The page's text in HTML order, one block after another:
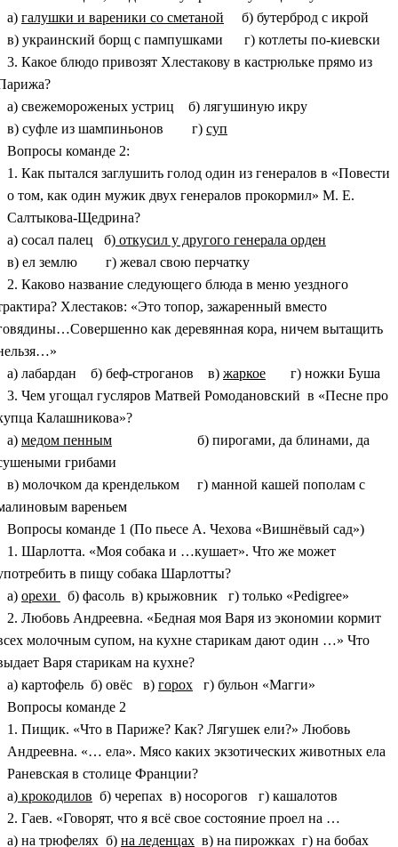
а) галушки и вареники со сметаной б) бутерброд с икрой
в) украинский борщ с пампушками г) котлеты по-киевски
3. Какое блюдо привозят Хлестакову в кастрюльке прямо из
а) свежемороженых устриц б) лягушиную икру
в) суфле из шампиньонов г) суп
Вопросы команде 2:
1. Как пытался заглушить голод один из генералов в «Повести
о том, как один мужик двух генералов прокормил» М. Е.
Салтыкова-Щедрина?
а) сосал палец б) откусил у другого генерала орден
в) ел землю г) жевал свою перчатку
2. Каково название следующего блюда в меню уездного
Хлестаков: «Это топор, зажаренный вместо
как деревянная кора, ничем вытащить
а) лабардан б) беф-строганов в) жаркое г) ножки Буша
3. Чем угощал гусляров Матвей Ромодановский в «Песне про
Калашникова»?
а) медом пенным б) пирогами, да блинами, да
грибами
в) молочком да крендельком г) манной кашей пополам с
вареньем
Вопросы команде 1 (По пьесе А. Чехова «Вишнёвый сад»)
1. Шарлотта. «Моя собака и …кушает». Что же может
в пищу собака Шарлотты?
а) орехи
б) фасоль в) крыжовник г) только «Pedigree»
2. Любовь Андреевна. «Бедная моя Варя из экономии кормит
молочным супом, на кухне старикам дают один …» Что
Варя старикам на кухне?
а) картофель б) овёс в) горох г) бульон «Магги»
Вопросы команде 2
1. Пищик. «Что в Париже? Как? Лягушек ели?» Любовь
Андреевна. «… ела». Мясо каких экзотических животных ела
Раневская в столице Франции?
а) крокодилов б) черепах в) носорогов г) кашалотов
2. Гаев. «Говорят, что я всё свое состояние проел на …
а) на трюфелях б) на леденцах в) на пирожках г) на бобах